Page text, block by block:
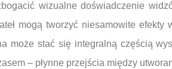
wizualne doświadczenie
mogą tworzyć niesamowite
może stać się integralną częścią
– płynne przejścia między